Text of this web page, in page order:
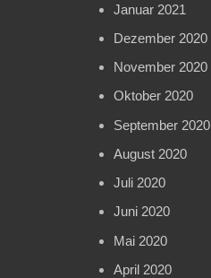
Januar 2021
Dezember 2020
November 2020
Oktober 2020
September 2020
August 2020
Juli 2020
Juni 2020
Mai 2020
April 2020